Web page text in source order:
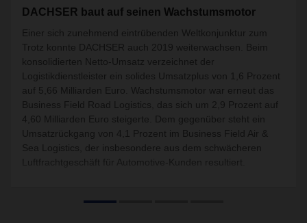
DACHSER baut auf seinen Wachstumsmotor
Einer sich zunehmend eintrübenden Weltkonjunktur zum
Trotz konnte DACHSER auch 2019 weiterwachsen. Beim
konsolidierten Netto-Umsatz verzeichnet der
Logistikdienstleister ein solides Umsatzplus von 1,6 Prozent
auf 5,66 Milliarden Euro. Wachstumsmotor war erneut das
Business Field Road Logistics, das sich um 2,9 Prozent auf
4,60 Milliarden Euro steigerte. Dem gegenüber steht ein
Umsatzrückgang von 4,1 Prozent im Business Field Air &
Sea Logistics, der insbesondere aus dem schwächeren
Luftfrachtgeschäft für Automotive-Kunden resultiert.